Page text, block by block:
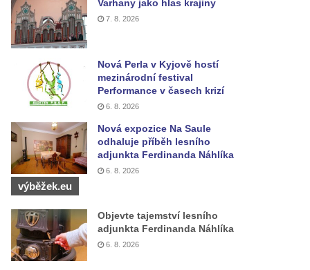
Varhany jako hlas krajiny
7. 8. 2026
Nová Perla v Kyjově hostí
mezinárodní festival
Performance v časech krizí
6. 8. 2026
Nová expozice Na Saule
odhaluje příběh lesního
adjunkta Ferdinanda Náhlíka
6. 8. 2026
výběžek.eu
Objevte tajemství lesního
adjunkta Ferdinanda Náhlíka
6. 8. 2026